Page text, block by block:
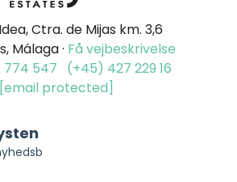
Ctra. de Mijas km. 3,6
Málaga · Få vejbeskrivelse
774 547
(+45) 427 229 16
[email protected]